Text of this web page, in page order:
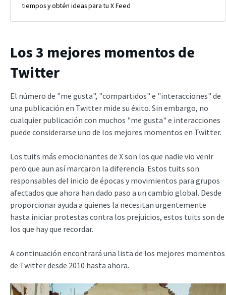
tiempos y obtén ideas para tu X Feed
Los 3 mejores momentos de
Twitter
El número de "me gusta", "compartidos" e "interacciones" de
una publicación en Twitter mide su éxito. Sin embargo, no
cualquier publicación con muchos "me gusta" e interacciones
puede considerarse uno de los mejores momentos en Twitter.
Los tuits más emocionantes de X son los que nadie vio venir
pero que aun así marcaron la diferencia. Estos tuits son
responsables del inicio de épocas y movimientos para grupos
afectados que ahora han dado paso a un cambio global. Desde
proporcionar ayuda a quienes la necesitan urgentemente
hasta iniciar protestas contra los prejuicios, estos tuits son de
los que hay que recordar.
A continuación encontrará una lista de los mejores momentos
de Twitter desde 2010 hasta ahora.